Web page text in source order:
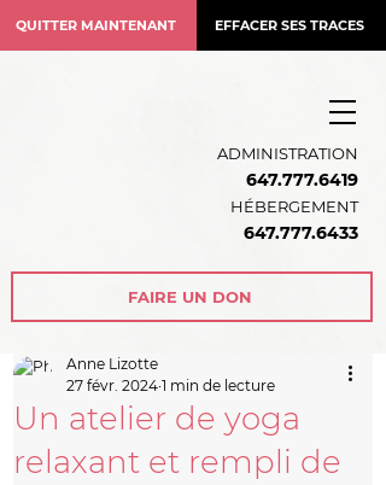
QUITTER MAINTENANT EFFACER SES TRACES
ADMINISTRATION
647.777.6419
HÉBERGEMENT
647.777.6433
FAIRE UN DON
Un atelier de yoga
relaxant et rempli de
Anne Lizotte
27 févr. 2024 1 min de lecture